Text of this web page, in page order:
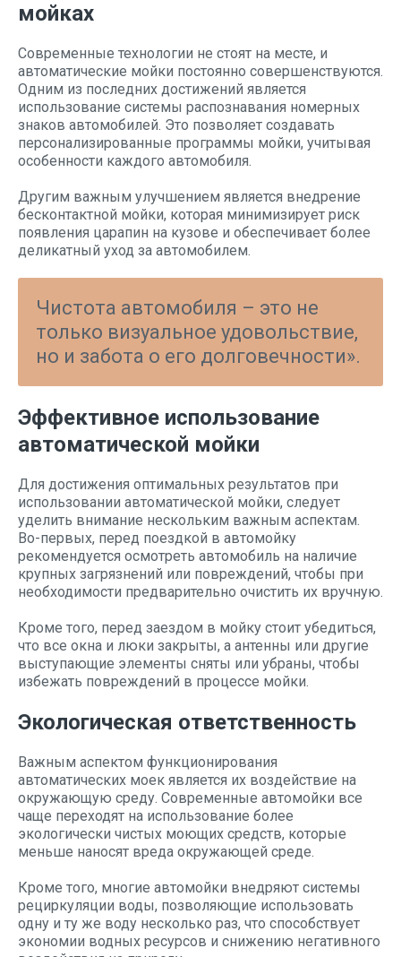
мойках
Современные технологии не стоят на месте, и
автоматические мойки постоянно совершенствуются.
Одним из последних достижений является
использование системы распознавания номерных
знаков автомобилей. Это позволяет создавать
персонализированные программы мойки, учитывая
особенности каждого автомобиля.
Другим важным улучшением является внедрение
бесконтактной мойки, которая минимизирует риск
появления царапин на кузове и обеспечивает более
деликатный уход за автомобилем.
Чистота автомобиля – это не
только визуальное удовольствие,
но и забота о его долговечности».
Эффективное использование
автоматической мойки
Для достижения оптимальных результатов при
использовании автоматической мойки, следует
уделить внимание нескольким важным аспектам.
Во-первых, перед поездкой в автомойку
рекомендуется осмотреть автомобиль на наличие
крупных загрязнений или повреждений, чтобы при
необходимости предварительно очистить их вручную.
Кроме того, перед заездом в мойку стоит убедиться,
что все окна и люки закрыты, а антенны или другие
выступающие элементы сняты или убраны, чтобы
избежать повреждений в процессе мойки.
Экологическая ответственность
Важным аспектом функционирования
автоматических моек является их воздействие на
окружающую среду. Современные автомойки все
чаще переходят на использование более
экологически чистых моющих средств, которые
меньше наносят вреда окружающей среде.
Кроме того, многие автомойки внедряют системы
рециркуляции воды, позволяющие использовать
одну и ту же воду несколько раз, что способствует
экономии водных ресурсов и снижению негативного